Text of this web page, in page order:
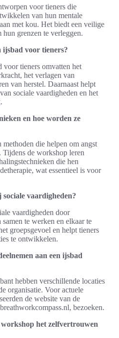
voor tieners die
van hun mentale
met kou. Het biedt een veilige
grenzen te verleggen.
ijsbad voor tieners?
voor tieners omvatten het
het verlagen van
van herstel. Daarnaast helpt
sociale vaardigheden en het
en hoe worden ze
die helpen om angst
Tijdens de workshop leren
die hen
wat essentieel is voor
vaardigheden?
vaardigheden door
te werken en elkaar te
groepsgevoel en helpt tieners
te ontwikkelen.
aan een ijsbad
hebben verschillende locaties
organisatie. Voor actuele
de website van de
bezoeken.
het zelfvertrouwen